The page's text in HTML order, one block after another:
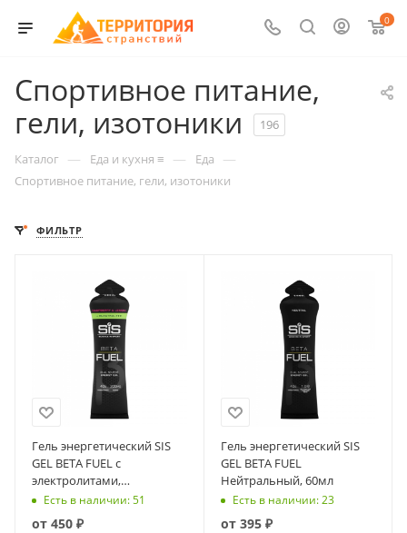
0
Спортивное питание,
гели, изотоники
196
Каталог — Еда и кухня ≡ — Еда —
Спортивное питание, гели, изотоники
ФИЛЬТР
Гель энергетический SIS
GEL BETA FUEL с
электролитами,
Малина&Лимон, 60мл
Есть в наличии: 51
от 450 ₽
Гель энергетический SIS
GEL BETA FUEL
Нейтральный, 60мл
Есть в наличии: 23
от 395 ₽